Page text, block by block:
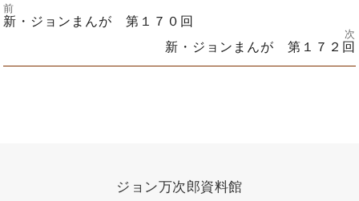
投
前
前
の
新・ジョンまんが 第１７０回
次
投
新・ジョンまんが 第１７２回
ジョン万次郎資料館